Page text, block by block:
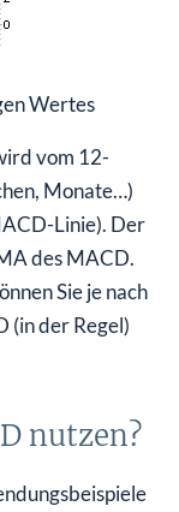
Wertes
vom 12-
Monate…)
Linie). Der
des MACD.
Sie je nach
(in der Regel)
nutzen?